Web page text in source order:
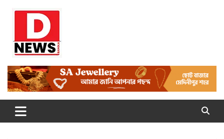
Dnews
#Medinipur24X7News